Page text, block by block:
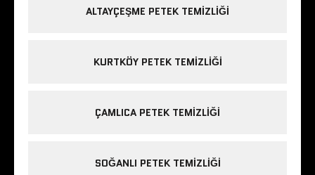
ALTAYÇEŞME PETEK TEMIZLIĞI
KURTKÖY PETEK TEMIZLIĞI
ÇAMLICA PETEK TEMIZLIĞI
SOĞANLI PETEK TEMIZLIĞI